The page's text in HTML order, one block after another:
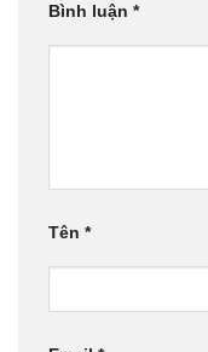
Bình luận *
Tên *